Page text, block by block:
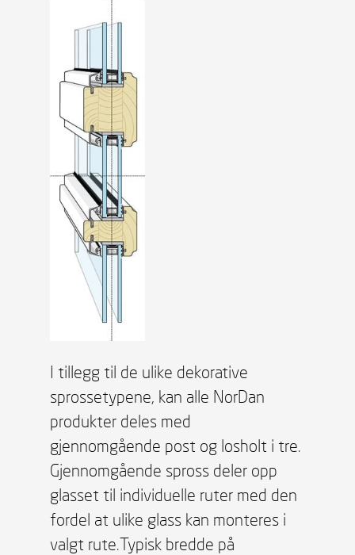
I tillegg til de ulike dekorative
sprossetypene, kan alle NorDan
produkter deles med
gjennomgående post og losholt i tre.
Gjennomgående spross deler opp
glasset til individuelle ruter med den
fordel at ulike glass kan monteres i
valgt rute.Typisk bredde på